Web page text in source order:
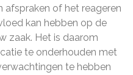
afspraken of het reageren
kan hebben op de
zaak. Het is daarom
te onderhouden met
te hebben